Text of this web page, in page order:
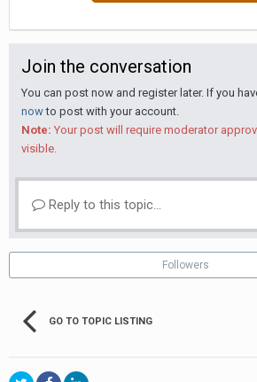
Join the conversation
You can post now and register later. If you
nowto post with your account.
Note: Your post will require moderator
visible.
Reply to this topic...
Followers
GO TO TOPIC LISTING